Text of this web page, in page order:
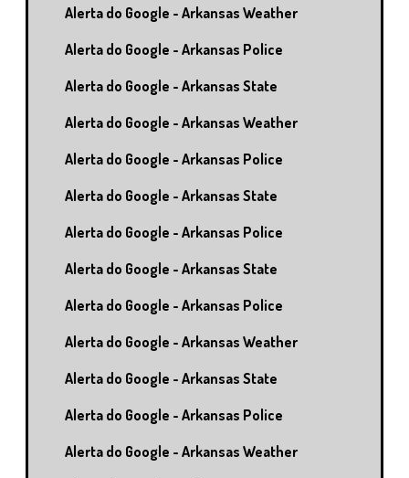
Alerta do Google - Arkansas Weather
Alerta do Google - Arkansas Police
Alerta do Google - Arkansas State
Alerta do Google - Arkansas Weather
Alerta do Google - Arkansas Police
Alerta do Google - Arkansas State
Alerta do Google - Arkansas Police
Alerta do Google - Arkansas State
Alerta do Google - Arkansas Police
Alerta do Google - Arkansas Weather
Alerta do Google - Arkansas State
Alerta do Google - Arkansas Police
Alerta do Google - Arkansas Weather